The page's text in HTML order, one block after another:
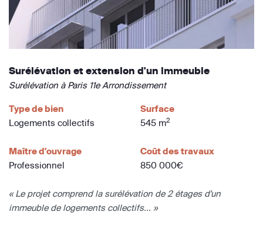
Surélévation et extension d'un immeuble
Surélévation à Paris 11e Arrondissement
Type de bien
Logements collectifs
Surface
545 m2
Maître d'ouvrage
Professionnel
Coût des travaux
850 000€
« Le projet comprend la surélévation de 2 étages d'un
immeuble de logements collectifs... »